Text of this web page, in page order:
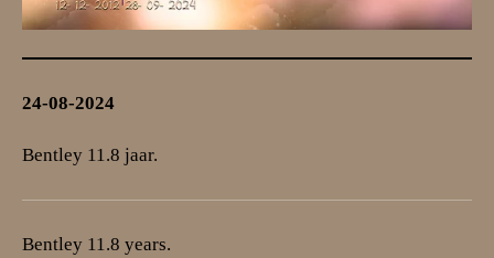
24-08-2024
Bentley 11.8 jaar.
Bentley 11.8 years.